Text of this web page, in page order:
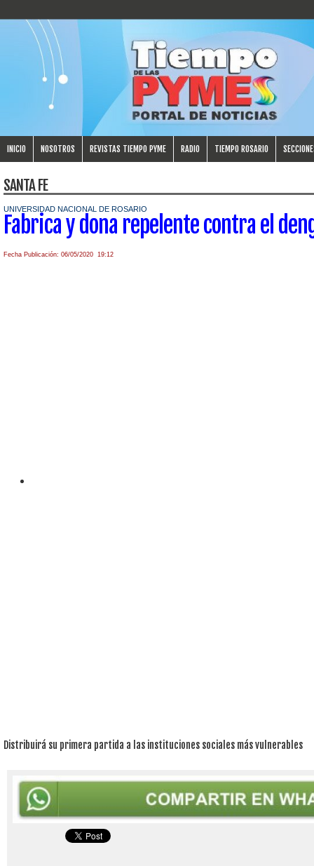
INICIO NOSOTROS REVISTAS TIEMPO PYME RADIO TIEMPO ROSARIO
SANTA FE
UNIVERSIDAD NACIONAL DE ROSARIO
Fabrica y dona repelente contra el
Fecha Publicación: 06/05/2020 19:12
Distribuirá su primera partida a las instituciones sociales más vulnerables